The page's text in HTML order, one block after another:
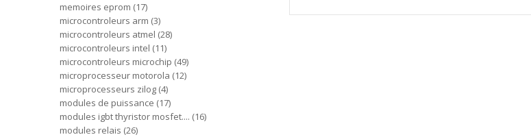
memoires eprom 17
microcontroleurs arm 3
microcontroleurs atmel 28
microcontroleurs intel 11
microcontroleurs microchip 49
microprocesseur motorola 12
microprocesseurs zilog 4
modules de puissance 17
modules igbt thyristor mosfet.... 16
modules relais 26